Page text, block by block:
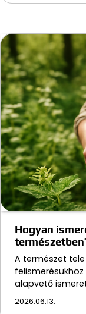
Hogyan
A természet
alapvető
2026.06.13.